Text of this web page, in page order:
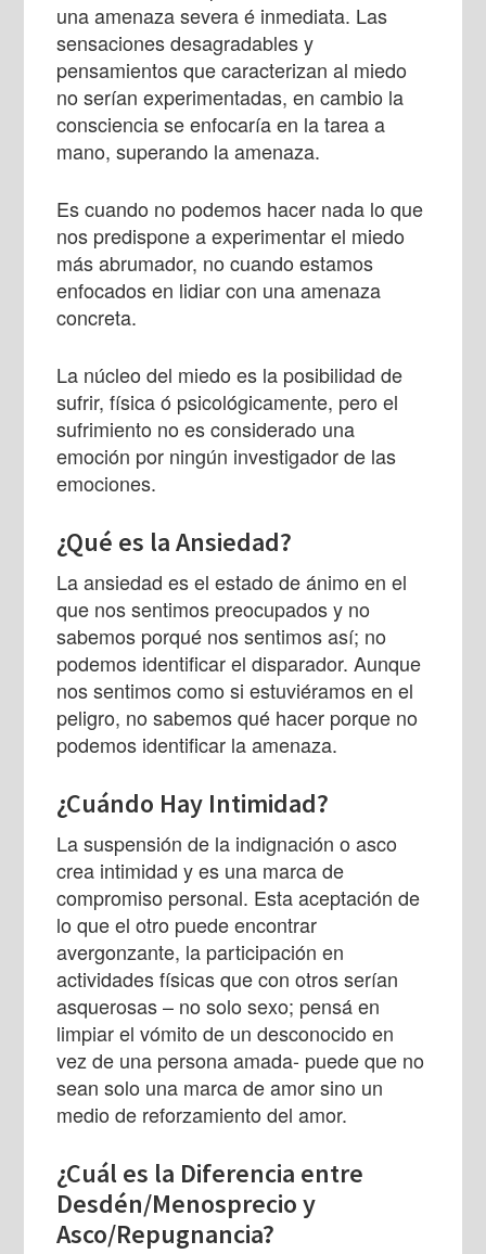
una amenaza severa é inmediata. Las
sensaciones desagradables y
pensamientos que caracterizan al miedo
no serían experimentadas, en cambio la
consciencia se enfocaría en la tarea a
mano, superando la amenaza.
Es cuando no podemos hacer nada lo que
nos predispone a experimentar el miedo
más abrumador, no cuando estamos
enfocados en lidiar con una amenaza
concreta.
La núcleo del miedo es la posibilidad de
sufrir, física ó psicológicamente, pero el
sufrimiento no es considerado una
emoción por ningún investigador de las
emociones.
¿Qué es la Ansiedad?
La ansiedad es el estado de ánimo en el
que nos sentimos preocupados y no
sabemos porqué nos sentimos así; no
podemos identificar el disparador. Aunque
nos sentimos como si estuviéramos en el
peligro, no sabemos qué hacer porque no
podemos identificar la amenaza.
¿Cuándo Hay Intimidad?
La suspensión de la indignación o asco
crea intimidad y es una marca de
compromiso personal. Esta aceptación de
lo que el otro puede encontrar
avergonzante, la participación en
actividades físicas que con otros serían
asquerosas – no solo sexo; pensá en
limpiar el vómito de un desconocido en
vez de una persona amada- puede que no
sean solo una marca de amor sino un
medio de reforzamiento del amor.
¿Cuál es la Diferencia entre
Desdén/Menosprecio y
Asco/Repugnancia?